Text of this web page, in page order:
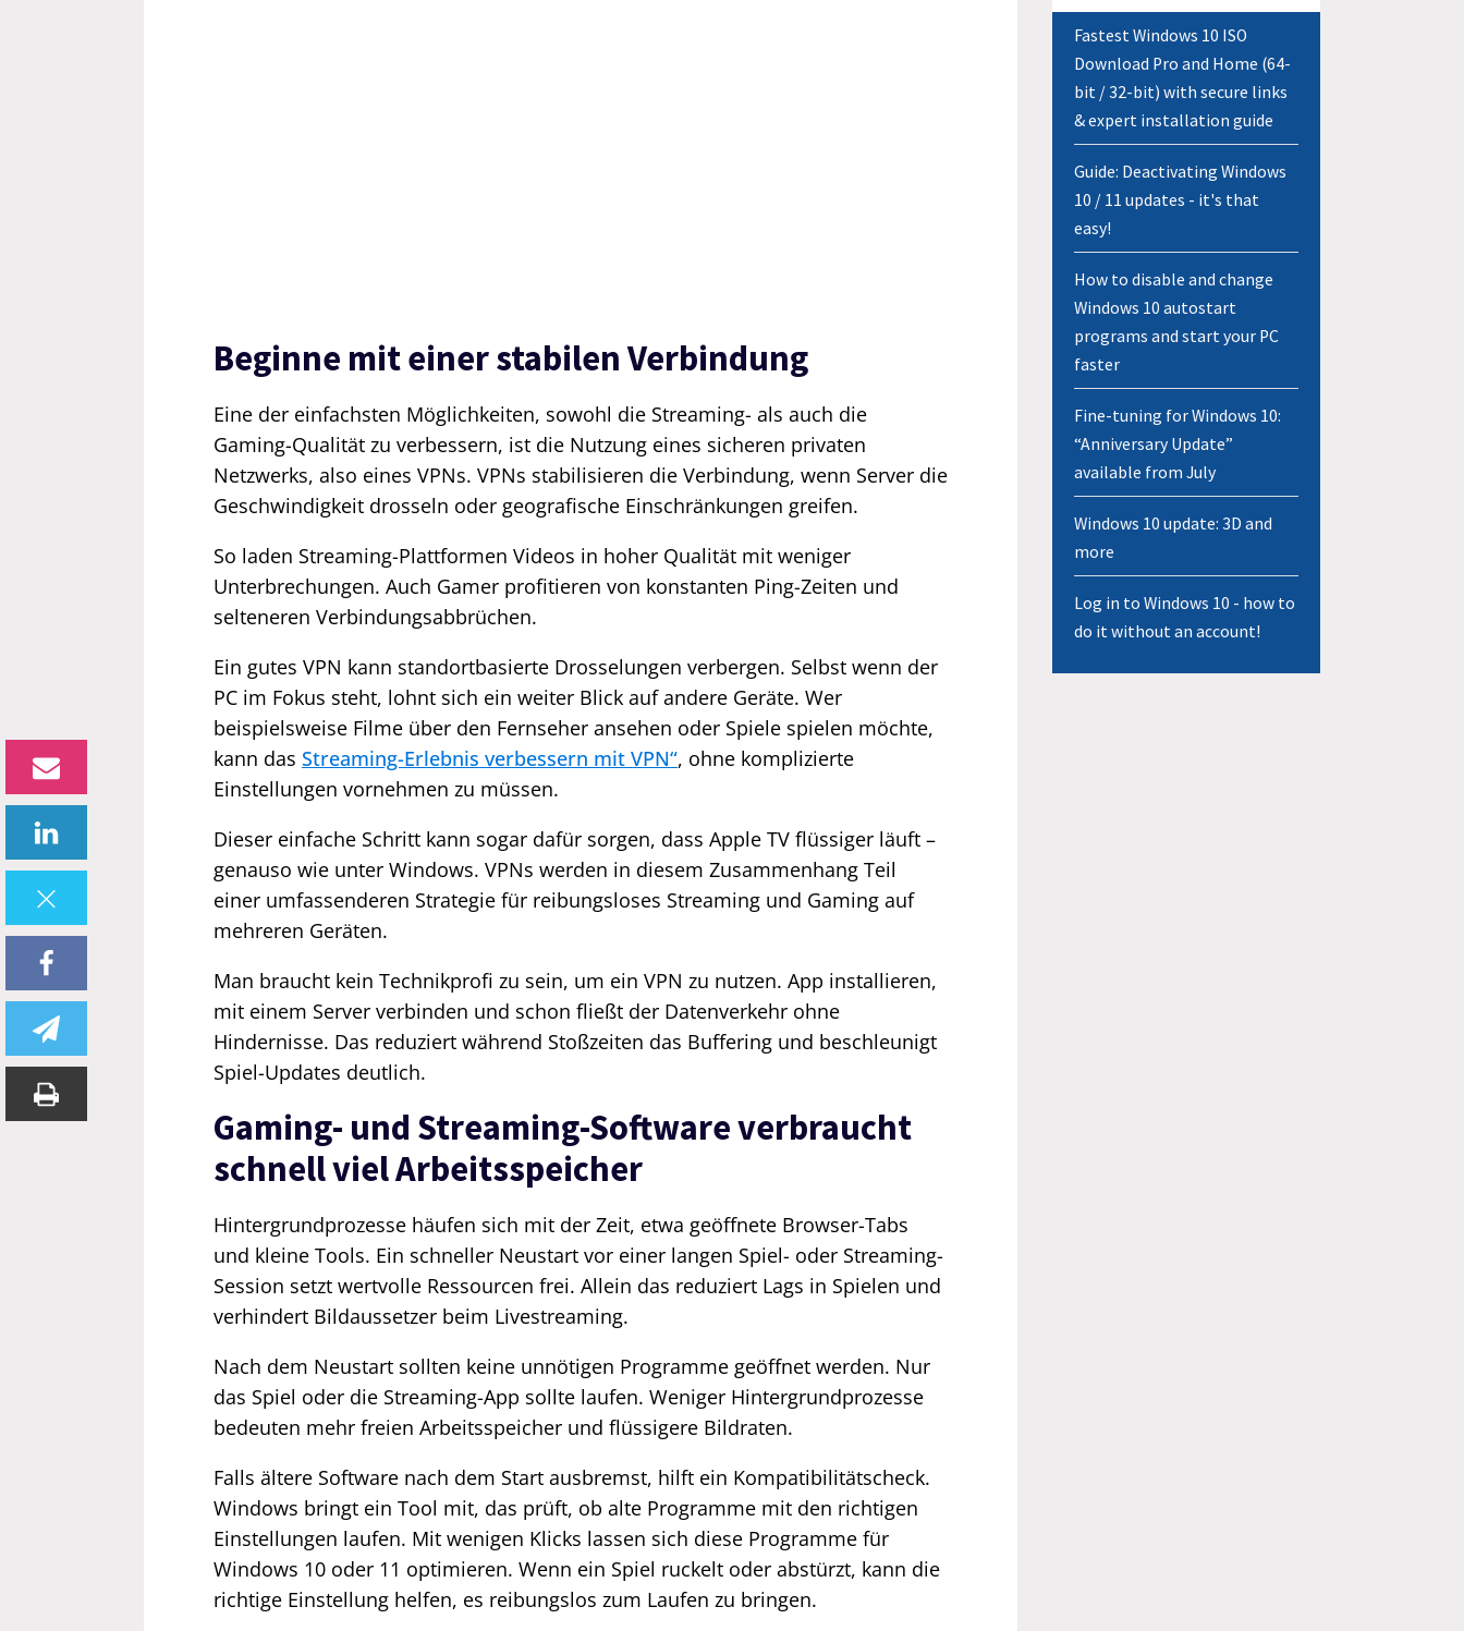
Beginne mit einer stabilen Verbindung
Eine der einfachsten Möglichkeiten, sowohl die Streaming- als auch die
Gaming-Qualität zu verbessern, ist die Nutzung eines sicheren privaten
Netzwerks, also eines VPNs. VPNs stabilisieren die Verbindung, wenn Server die
Geschwindigkeit drosseln oder geografische Einschränkungen greifen.
So laden Streaming-Plattformen Videos in hoher Qualität mit weniger
Unterbrechungen. Auch Gamer profitieren von konstanten Ping-Zeiten und
selteneren Verbindungsabbrüchen.
Ein gutes VPN kann standortbasierte Drosselungen verbergen. Selbst wenn der
PC im Fokus steht, lohnt sich ein weiter Blick auf andere Geräte. Wer
beispielsweise Filme über den Fernseher ansehen oder Spiele spielen möchte,
kann das Streaming-Erlebnis verbessern mit VPN“, ohne komplizierte
Einstellungen vornehmen zu müssen.
Dieser einfache Schritt kann sogar dafür sorgen, dass Apple TV flüssiger läuft –
genauso wie unter Windows. VPNs werden in diesem Zusammenhang Teil
einer umfassenderen Strategie für reibungsloses Streaming und Gaming auf
mehreren Geräten.
Man braucht kein Technikprofi zu sein, um ein VPN zu nutzen. App installieren,
mit einem Server verbinden und schon fließt der Datenverkehr ohne
Hindernisse. Das reduziert während Stoßzeiten das Buffering und beschleunigt
Spiel-Updates deutlich.
Gaming- und Streaming-Software verbraucht
schnell viel Arbeitsspeicher
Hintergrundprozesse häufen sich mit der Zeit, etwa geöffnete Browser-Tabs
und kleine Tools. Ein schneller Neustart vor einer langen Spiel- oder Streaming-
Session setzt wertvolle Ressourcen frei. Allein das reduziert Lags in Spielen und
verhindert Bildaussetzer beim Livestreaming.
Nach dem Neustart sollten keine unnötigen Programme geöffnet werden. Nur
das Spiel oder die Streaming-App sollte laufen. Weniger Hintergrundprozesse
bedeuten mehr freien Arbeitsspeicher und flüssigere Bildraten.
Falls ältere Software nach dem Start ausbremst, hilft ein Kompatibilitätscheck.
Windows bringt ein Tool mit, das prüft, ob alte Programme mit den richtigen
Einstellungen laufen. Mit wenigen Klicks lassen sich diese Programme für
Windows 10 oder 11 optimieren. Wenn ein Spiel ruckelt oder abstürzt, kann die
richtige Einstellung helfen, es reibungslos zum Laufen zu bringen.
Fastest Windows 10 ISO
Download Pro and Home (64-
bit / 32-bit) with secure links
& expert installation guide
Guide: Deactivating Windows
10 / 11 updates - it's that
easy!
How to disable and change
Windows 10 autostart
programs and start your PC
faster
Fine-tuning for Windows 10:
“Anniversary Update”
available from July
Windows 10 update: 3D and
more
Log in to Windows 10 - how to
do it without an account!